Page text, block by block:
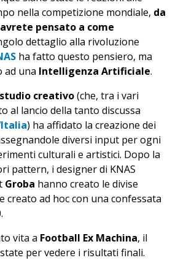
nella competizione mondiale, da
pensato a come
dettaglio alla rivoluzione
ha fatto questo pensiero, ma
ad una Intelligenza Artificiale.
studio creativo(che, tra i vari
al lancio della tanto discussa
) ha affidato la creazione dei
diversi input per ogni
culturali e artistici. Dopo la
pattern, i designer di KNAS
Groba hanno creato le divise
creato ad hoc con una confessata
vita a Football Ex Machina, il
per vedere i risultati finali.